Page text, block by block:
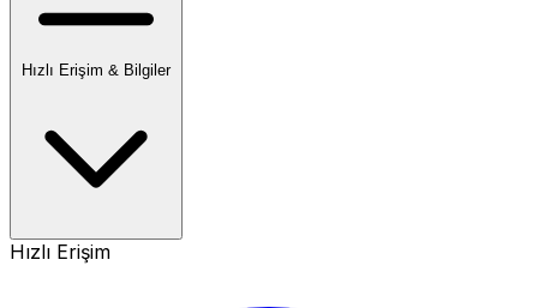
Hızlı Erişim & Bilgiler
Hızlı Erişim